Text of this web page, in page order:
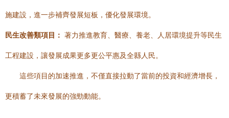
施建設，進一步補齊發展短板，優化發展環境。
民生改善類項目： 著力推進教育、醫療、養老、人居環境提升等民生
工程建設，讓發展成果更多更公平惠及全縣人民。
這些項目的加速推進，不僅直接拉動了當前的投資和經濟增長，
更積蓄了未來發展的強勁動能。